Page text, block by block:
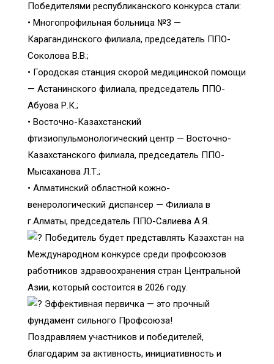
Победителями республиканского конкурса стали:
• Многопрофильная больница №3 —
Карагандинского филиала, председатель ППО-
Соколова В.В.;
• Городская станция скорой медицинской помощи
— Астанинского филиала, председатель ППО-
Абуова Р.К.;
• Восточно-Казахстанский
фтизиопульмонологический центр — Восточно-
Казахстанского филиала, председатель ППО-
Мысаханова Л.Т.;
• Алматинский областной кожно-
венерологический диспансер — Филиала в
г.Алматы, председатель ППО-Салиева А.Я.
Победитель будет представлять Казахстан на
Международном конкурсе среди профсоюзов
работников здравоохранения стран Центральной
Азии, который состоится в 2026 году.
Эффективная первичка — это прочный
фундамент сильного Профсоюза!
Поздравляем участников и победителей,
благодарим за активность, инициативность и